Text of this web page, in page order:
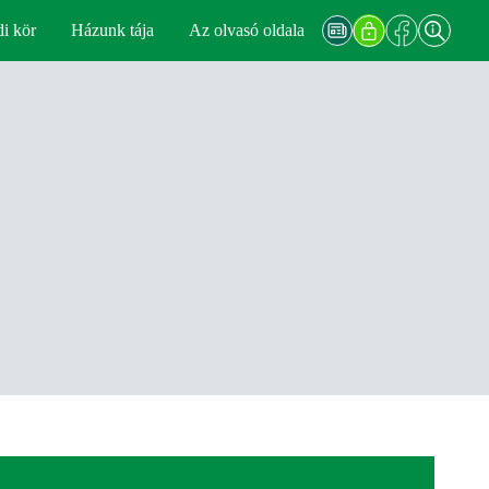
kör Házunk tája Az olvasó oldala